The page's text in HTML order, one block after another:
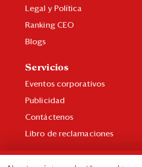
Legal y Política
Ranking CEO
Blogs
Servicios
Eventos corporativos
Publicidad
Contáctenos
Libro de reclamaciones